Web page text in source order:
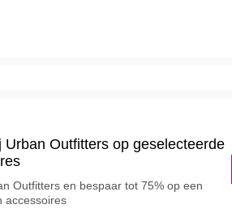
Urban Outfitters op geselecteerde
Outfitters en bespaar tot 75% op een
accessoires